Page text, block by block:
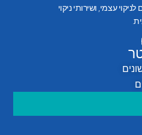
עצמי, ושירותי ניקוי